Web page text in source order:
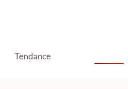
Tendance